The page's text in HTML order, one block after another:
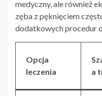
medyczny, ale również
zęba z pęknięciem
dodatkowych procedur
Opcja
leczenia
a